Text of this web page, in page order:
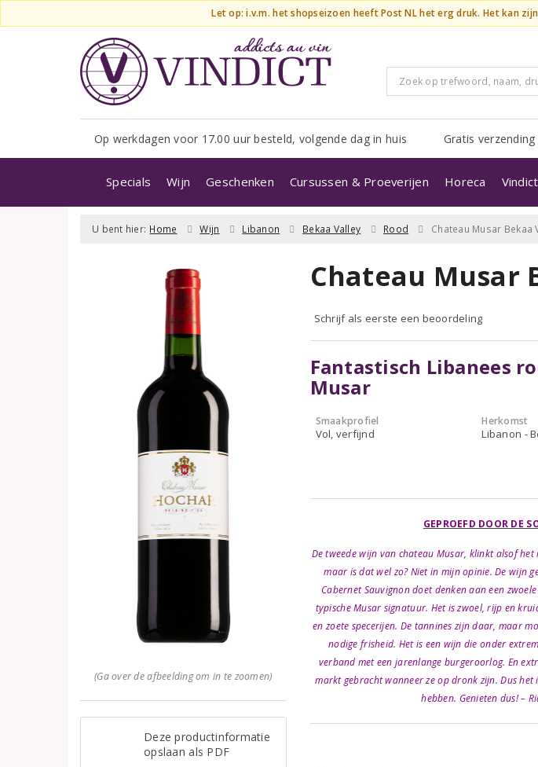
Let op: i.v.m. het shopseizoen heeft Post NL het erg druk. Het kan
Op werkdagen voor 17.00 uur besteld, volgende dag in huis Gratis
Specials Wijn Geschenken Cursussen & Proeverijen Horeca
U bent hier: Home Wijn Libanon Bekaa Valley Rood Chateau Musar Bekaa
(Ga over de afbeelding om in te zoomen)
Deze productinformatie
opslaan als PDF
Chateau Musar
Schrijf als eerste een beoordeling
Fantastisch Libanees
Musar
Smaakprofiel
Vol, verfijnd
Herkomst
Libanon -
GEPROEFD DOOR DE
De tweede wijn van chateau Musar, klinkt alsof het
maar is dat wel zo? Niet in mijn opinie. De wijn
Cabernet Sauvignon doet denken aan een
typische Musar signatuur. Het is zwoel, rijp en
en zoete specerijen. De tannines zijn daar, maar
nodige frisheid. Het is een wijn die onder
verband met een jarenlange burgeroorlog. En
markt gebracht wanneer ze op dronk zijn. Dus
hebben. Genieten dus! –